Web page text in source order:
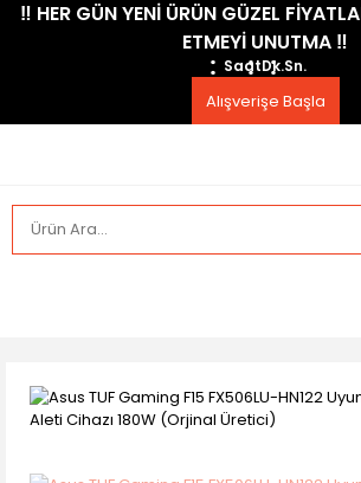
​‼️​ HER GÜN YENİ ÜRÜN GÜZEL
ETMEYİ UNUTMA ​‼️​
SaatDk.Sn.
Alışverişe Başla